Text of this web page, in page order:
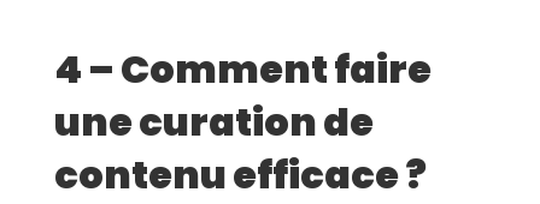
4 – Comment faire
une curation de
contenu efficace ?